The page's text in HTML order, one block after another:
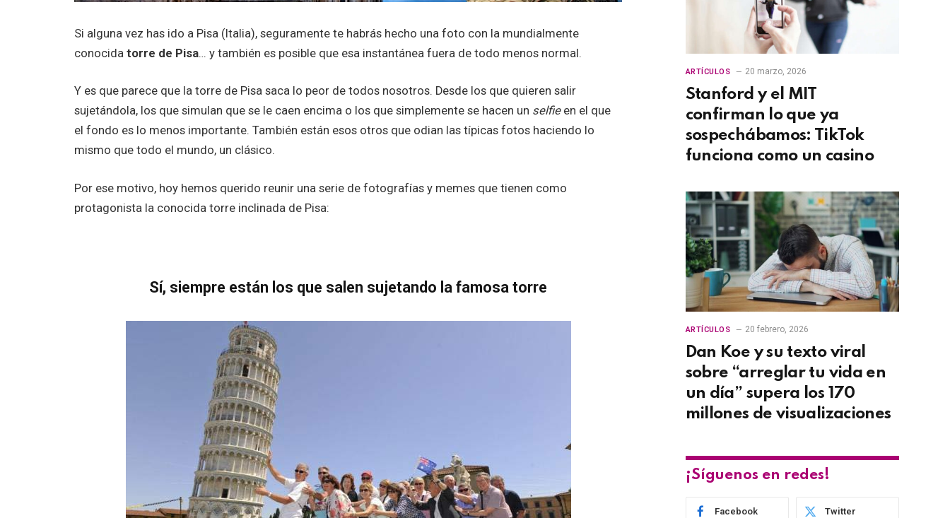
Si alguna vez has ido a Pisa (Italia), seguramente te habrás hecho una foto con la mundialmente
conocidatorre de Pisa… y también es posible que esa instantánea fuera de todo menos normal.
Y es que parece que la torre de Pisa saca lo peor de todos nosotros. Desde los que quieren salir
sujetándola, los que simulan que se le caen encima o los que simplemente se hacen un selfieen el que
el fondo es lo menos importante. También están esos otros que odian las típicas fotos haciendo lo
mismo que todo el mundo, un clásico.
Por ese motivo, hoy hemos querido reunir una serie de fotografías y memes que tienen como
protagonista la conocida torre inclinada de Pisa:
Sí, siempre están los que salen sujetando la famosa torre
ARTÍCULOS 20 marzo, 2026
Stanford y el MIT
confirman lo que ya
sospechábamos: TikTok
funciona como un casino
ARTÍCULOS 20 febrero, 2026
Dan Koe y su texto viral
sobre “arreglar tu vida en
un día” supera los 170
millones de visualizaciones
¡Síguenos en redes!
Facebook Twitter